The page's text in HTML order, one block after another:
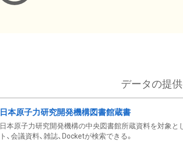
データの提
日本原子力研究開発機構図書館蔵書
日本原子力研究開発機構の中央図書館所蔵資料を対象と
ト、会議資料、雑誌、Docketが検索できる。